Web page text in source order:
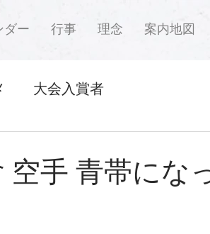
ダー 行事 理念 案内地図
大会入賞者
空手 青帯にな